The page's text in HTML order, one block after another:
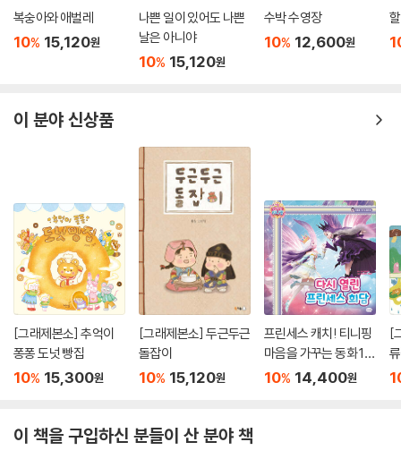
복숭아와 애벌레
10% 15,120원
나쁜 일이 있어도 나쁜
날은 아니야
10% 15,120원
수박 수영장
10% 12,600원
이 분야 신상품
[그래제본소] 추억이
퐁퐁 도넛 빵집
10% 15,300원
[그래제본소] 두근두근
돌잡이
10% 15,120원
프린세스 캐치! 티니핑
마음을 가꾸는 동화 10
: 다시 열린 프린세스 회
10% 14,400원
[
이 책을 구입하신 분들이 산 분야 책